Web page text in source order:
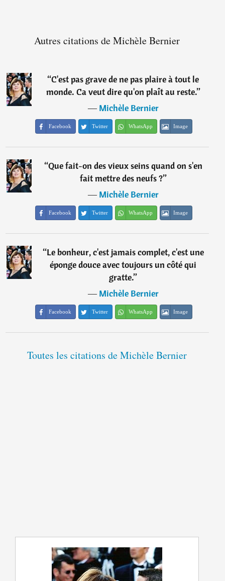
Autres citations de Michèle Bernier
“C'est pas grave de ne pas plaire à tout le
monde. Ca veut dire qu'on plaît au reste.”
―Michèle Bernier
Facebook Twitter WhatsApp Image
“Que fait-on des vieux seins quand on s'en
fait mettre des neufs ?”
―Michèle Bernier
Facebook Twitter WhatsApp Image
“Le bonheur, c'est jamais complet, c'est une
éponge douce avec toujours un côté qui
gratte.”
―Michèle Bernier
Facebook Twitter WhatsApp Image
Toutes les citations de Michèle Bernier